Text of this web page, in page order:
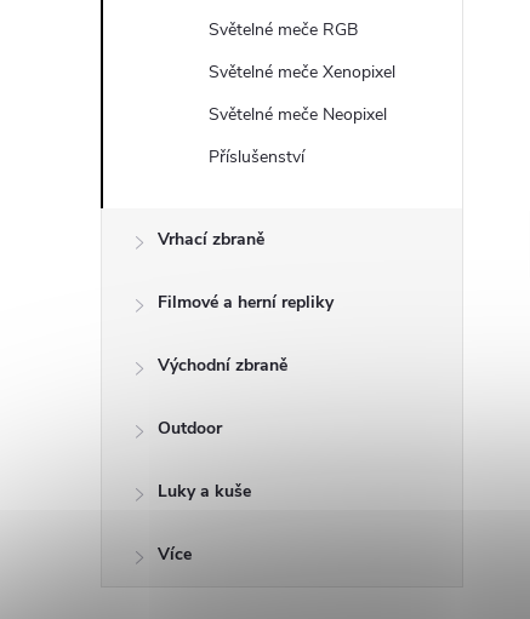
Světelné meče RGB
Světelné meče Xenopixel
Světelné meče Neopixel
Příslušenství
Vrhací zbraně
Filmové a herní repliky
Východní zbraně
Outdoor
Luky a kuše
Více